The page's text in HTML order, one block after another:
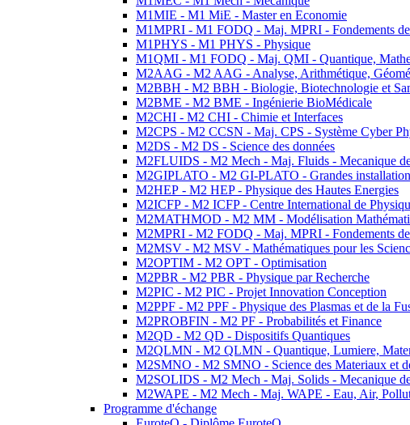
M1MIE - M1 MiE - Master en Economie
M1MPRI - M1 FODQ - Maj. MPRI - Fondements
M1PHYS - M1 PHYS - Physique
M1QMI - M1 FODQ - Maj. QMI - Quantique,
M2AAG - M2 AAG - Analyse, Arithmétique,
M2BBH - M2 BBH - Biologie, Biotechnologie et
M2BME - M2 BME - Ingénierie BioMédicale
M2CHI - M2 CHI - Chimie et Interfaces
M2CPS - M2 CCSN - Maj. CPS - Système Cyber
M2DS - M2 DS - Science des données
M2FLUIDS - M2 Mech - Maj. Fluids - Mecanique
M2GIPLATO - M2 GI-PLATO - Grandes
M2HEP - M2 HEP - Physique des Hautes Energies
M2ICFP - M2 ICFP - Centre International de
M2MATHMOD - M2 MM - Modélisation
M2MPRI - M2 FODQ - Maj. MPRI - Fondements
M2MSV - M2 MSV - Mathématiques pour les
M2OPTIM - M2 OPT - Optimisation
M2PBR - M2 PBR - Physique par Recherche
M2PIC - M2 PIC - Projet Innovation Conception
M2PPF - M2 PPF - Physique des Plasmas et de la
M2PROBFIN - M2 PF - Probabilités et Finance
M2QD - M2 QD - Dispositifs Quantiques
M2QLMN - M2 QLMN - Quantique, Lumiere,
M2SMNO - M2 SMNO - Science des Materiaux et
M2SOLIDS - M2 Mech - Maj. Solids - Mecanique
M2WAPE - M2 Mech - Maj. WAPE - Eau, Air,
Programme d'échange